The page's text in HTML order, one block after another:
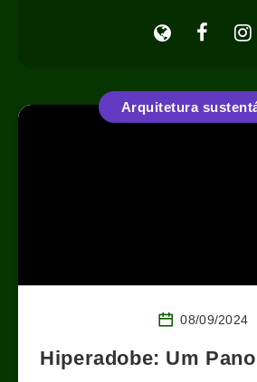
Arquitetura
08/09/2024
Hiperadobe: Um